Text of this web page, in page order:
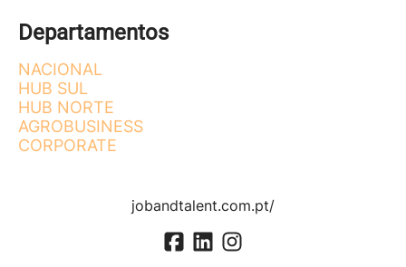
Departamentos
NACIONAL
HUB SUL
HUB NORTE
AGROBUSINESS
CORPORATE
jobandtalent.com.pt/